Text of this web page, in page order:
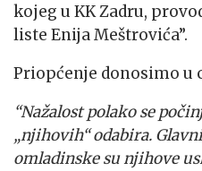
kojeg u KK Zadru,
liste Enija Meštrovića”.
Priopćenje donosimo u
“Nažalost polako se
„njihovih“ odabira.
omladinske su njihove